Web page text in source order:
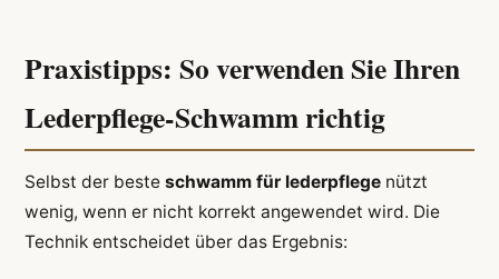
Praxistipps: So verwenden Sie Ihren
Lederpflege-Schwamm richtig
Selbst der beste schwamm für lederpflegenützt
wenig, wenn er nicht korrekt angewendet wird. Die
Technik entscheidet über das Ergebnis: